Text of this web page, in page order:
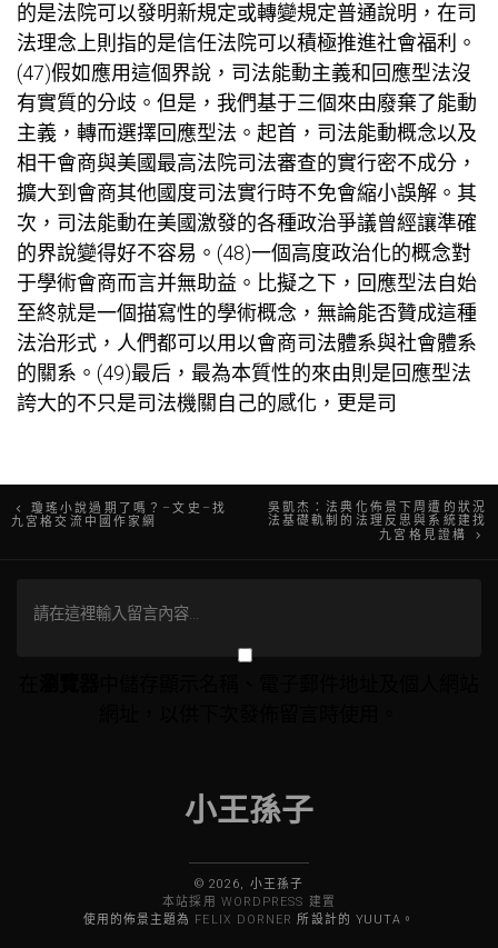
的是法院可以發明新規定或轉變規定普通說明，在司
法理念上則指的是信任法院可以積極推進社會福利。
(47)假如應用這個界說，司法能動主義和回應型法沒
有實質的分歧。但是，我們基于三個來由廢棄了能動
主義，轉而選擇回應型法。起首，司法能動概念以及
相干會商與美國最高法院司法審查的實行密不成分，
擴大到會商其他國度司法實行時不免會縮小誤解。其
次，司法能動在美國激發的各種政治爭議曾經讓準確
的界說變得好不容易。(48)一個高度政治化的概念對
于學術會商而言并無助益。比擬之下，回應型法自始
至終就是一個描寫性的學術概念，無論能否贊成這種
法治形式，人們都可以用以會商司法體系與社會體系
的關系。(49)最后，最為本質性的來由則是回應型法
誇大的不只是司法機關自己的感化，更是司
文
導
瓊瑤小說過期了嗎？–文史–找
九宮格交流中國作家網
吳凱杰：法典化佈景下周遭的狀況
法基礎軌制的法理反思與系統建找
九宮格見證構
小王孫子
© 2026, 小王孫子
本站採用 WORDPRESS 建置
使用的佈景主題為
FELIX DORNER 所設計的 YUUTA。